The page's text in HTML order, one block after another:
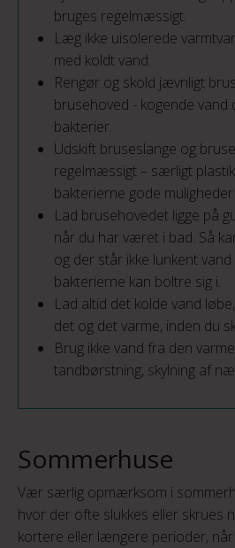
bruges regelmæssigt.
Læg ikke uisolerede
med koldt vand.
Rengør og skold jævnligt
brusehoved - kogende
bakterier.
Udskift bruseslange og
regelmæssigt – særligt
bakterierne gode
Lad brusehovedet ligge på
når du har været i bad. Så
og der står ikke lunkent
bakterierne kan boltre sig i.
Lad altid det kolde vand
det og det varme, inden du
Brug ikke vand fra den
tandbørstning, skylning af
Sommerhuse
Vær særlig opmærksom i
hvor der ofte slukkes eller skrues
kortere eller længere perioder, når